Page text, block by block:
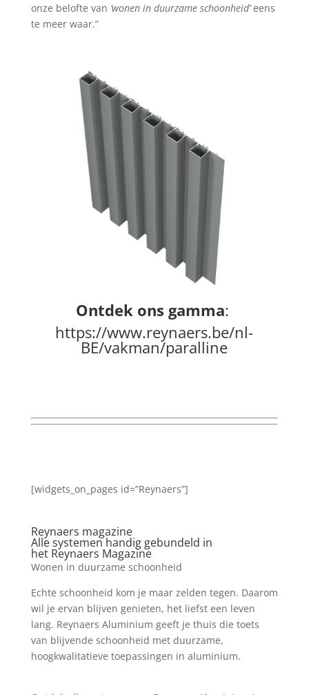
onze belofte van ‘wonen in duurzame schoonheid’eens
te meer waar.”
Ontdek ons gamma:
https://www.reynaers.be/nl-
BE/vakman/paralline
[widgets_on_pages id=”Reynaers”]
Reynaers magazine
Alle systemen handig gebundeld in
het Reynaers Magazine
Wonen in duurzame schoonheid
Echte schoonheid kom je maar zelden tegen. Daarom
wil je ervan blijven genieten, het liefst een leven
lang. Reynaers Aluminium geeft je thuis die toets
van blijvende schoonheid met duurzame,
hoogkwalitatieve toepassingen in aluminium.